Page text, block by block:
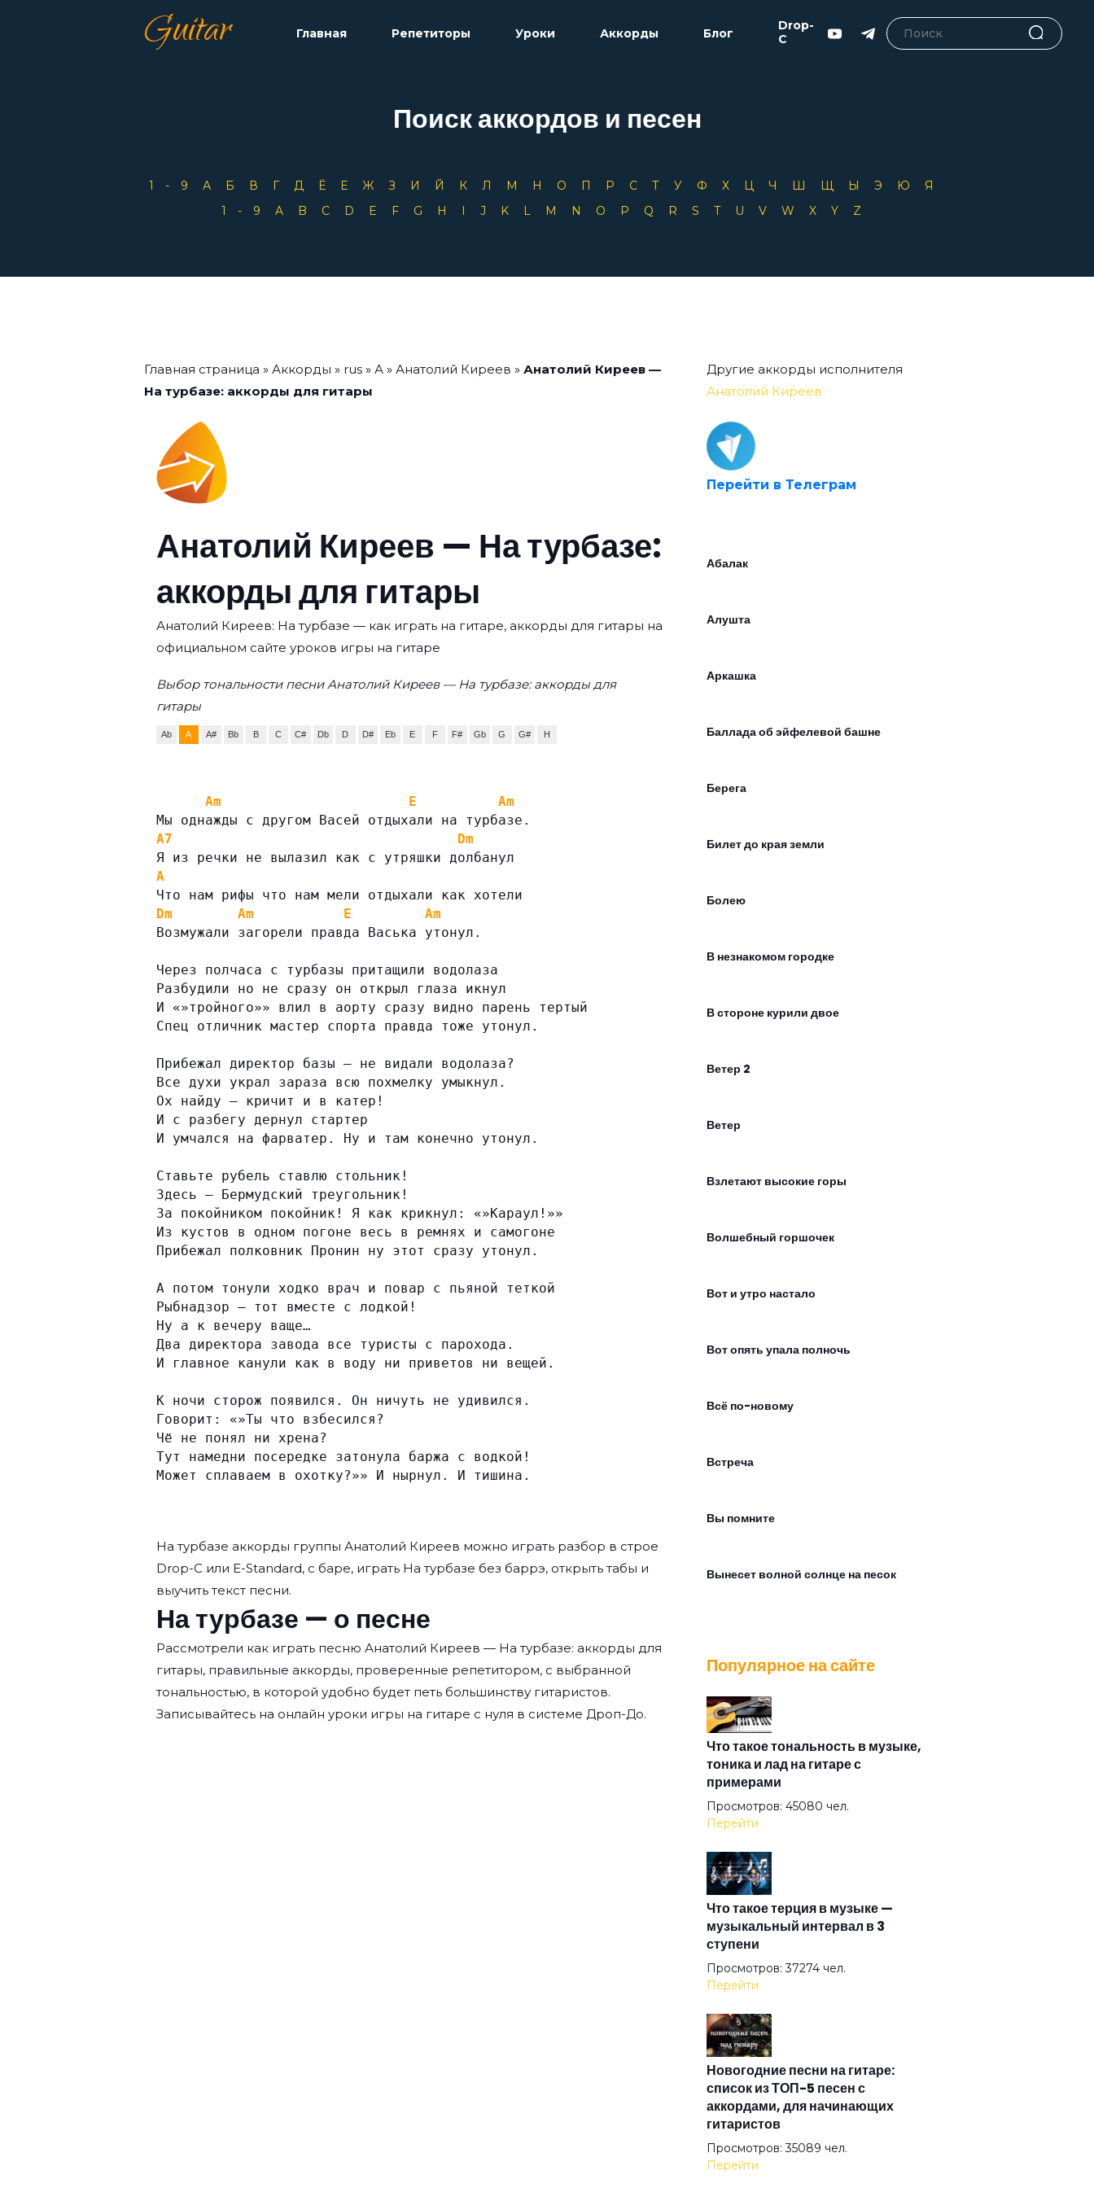
Guitar Главная Репетиторы Уроки Аккорды Блог
Drop-
C
Поиск аккордов и песен
1-9 А Б В Г Д Ё Е Ж З И Й К Л М Н О П Р С Т У Ф Х Ц Ч Ш Щ Ы Э Ю
Я
1-9
A B C D E F G H I J K L M N O P Q R S T U V W X Y Z
Главная страница » Аккорды » rus » А » Анатолий Киреев » Анатолий Киреев —
На турбазе: аккорды для гитары
Анатолий Киреев — На турбазе:
аккорды для гитары
Анатолий Киреев: На турбазе — как играть на гитаре, аккорды для гитары на
официальном сайте уроков игры на гитаре
Выбор тональности песни Анатолий Киреев — На турбазе: аккорды для
гитары
Ab A A# Bb B C C# Db D D# Eb E F F# Gb G G# H
Am E
Am
Мы однажды с другом Васей отдыхали на турбазе.
A7
Dm
Я из речки не вылазил как с утряшки долбанул
A
Что нам рифы что нам мели отдыхали как хотели
Dm
Am E
Am
Возмужали загорели правда Васька утонул.
Через полчаса с турбазы притащили водолаза
Разбудили но не сразу он открыл глаза икнул
И «»тройного»» влил в аорту сразу видно парень тертый
Спец отличник мастер спорта правда тоже утонул.
Прибежал директор базы — не видали водолаза?
Все духи украл зараза всю похмелку умыкнул.
Ох найду — кричит и в катер!
И с разбегу дернул стартер
И умчался на фарватер. Ну и там конечно утонул.
Ставьте рубель ставлю стольник!
Здесь — Бермудский треугольник!
За покойником покойник! Я как крикнул: «»Караул!»»
Из кустов в одном погоне весь в ремнях и самогоне
Прибежал полковник Пронин ну этот сразу утонул.
А потом тонули ходко врач и повар с пьяной теткой
Рыбнадзор — тот вместе с лодкой!
Ну а к вечеру ваще…
Два директора завода все туристы с парохода.
И главное канули как в воду ни приветов ни вещей.
К ночи сторож появился. Он ничуть не удивился.
Говорит: «»Ты что взбесился?
Чё не понял ни хрена?
Тут намедни посередке затонула баржа с водкой!
Может сплаваем в охотку?»» И нырнул. И тишина.
На турбазе аккорды группы Анатолий Киреев можно играть разбор в строе
Drop-C или E-Standard, с баре, играть На турбазе без баррэ, открыть табы и
выучить текст песни.
На турбазе — о песне
Рассмотрели как играть песню Анатолий Киреев — На турбазе: аккорды для
гитары, правильные аккорды, проверенные репетитором, с выбранной
тональностью, в которой удобно будет петь большинству гитаристов.
Записывайтесь на онлайн уроки игры на гитаре с нуля в системе Дроп-До.
Другие аккорды исполнителя
Анатолий Киреев
Перейти в Телеграм
Абалак
Алушта
Аркашка
Баллада об эйфелевой башне
Берега
Билет до края земли
Болею
В незнакомом городке
В стороне курили двое
Ветер 2
Ветер
Взлетают высокие горы
Волшебный горшочек
Вот и утро настало
Вот опять упала полночь
Всё по-новому
Встреча
Вы помните
Вынесет волной солнце на песок
Грачи
Двое
Добрые дела
Дождь
Дом
Дочь смотрителя маяка
Дядя Вася 2
Дядя Федя
Популярное на сайте
Что такое тональность в музыке,
тоника и лад на гитаре с
примерами
Просмотров: 45080 чел.
Перейти
Что такое терция в музыке —
музыкальный интервал в 3
ступени
Просмотров: 37274 чел.
Перейти
Новогодние песни на гитаре:
список из ТОП-5 песен с
аккордами, для начинающих
гитаристов
Просмотров: 35089 чел.
Перейти